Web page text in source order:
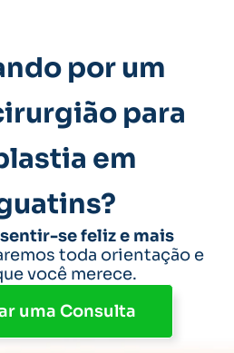
por um
para
em
se feliz e mais
toda orientação e
você merece.
uma Consulta